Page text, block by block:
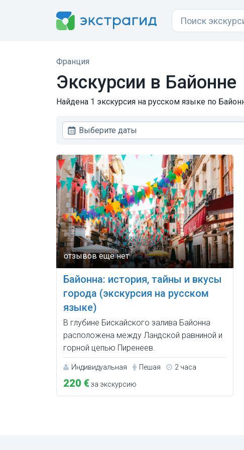
Франция
Экскурсии в Байонне
Найдена 1 экскурсия на русском языке по
Выберите даты
Байонна: история, тайны и вкусы
города (экскурсия на русском
языке)
В глубине Бискайского залива Байонна
расположена между Ландской равниной и
горной цепью Пиренеев.
Индивидуальная Пешая 2 часа
220 €за экскурсию